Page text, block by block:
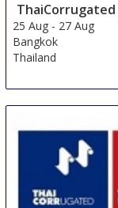
ThaiCorrugated
25 Aug - 27 Aug
Bangkok
Thailand